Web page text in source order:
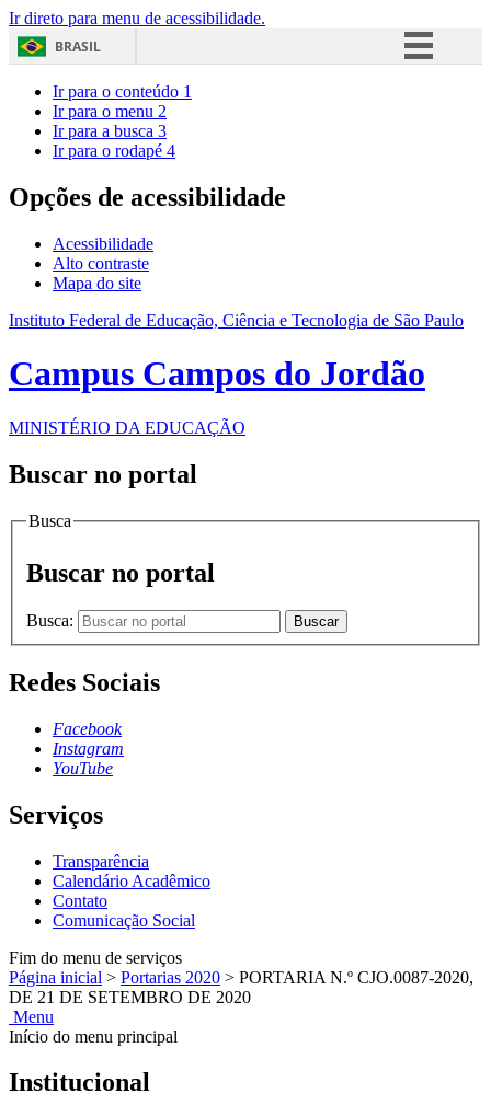
Ir direto para menu de acessibilidade.
BRASIL
Acesso à informação
Ir para o conteúdo 1
Ir para o menu 2
Ir para a busca 3
Ir para o rodapé 4
Opções de acessibilidade
Acessibilidade
Alto contraste
Mapa do site
Instituto Federal de Educação, Ciência e Tecnologia de São Paulo
Campus Campos do Jordão
MINISTÉRIO DA EDUCAÇÃO
Buscar no portal
Busca
Buscar no portal
Busca: Buscar
Redes Sociais
Facebook
Instagram
YouTube
Serviços
Transparência
Calendário Acadêmico
Contato
Comunicação Social
Fim do menu de serviços
Página inicial > Portarias 2020 > PORTARIA N.º CJO.0087-2020,
DE 21 DE SETEMBRO DE 2020
Menu
Início do menu principal
Institucional